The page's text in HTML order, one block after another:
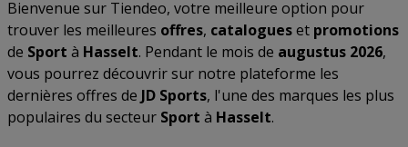
Bienvenue sur Tiendeo, votre meilleure option pour
trouver les meilleures offres, catalogueset promotions
de Sport à Hasselt. Pendant le mois de augustus 2026,
vous pourrez découvrir sur notre plateforme les
dernières offres de JD Sports, l'une des marques les plus
populaires du secteur Sport à Hasselt.